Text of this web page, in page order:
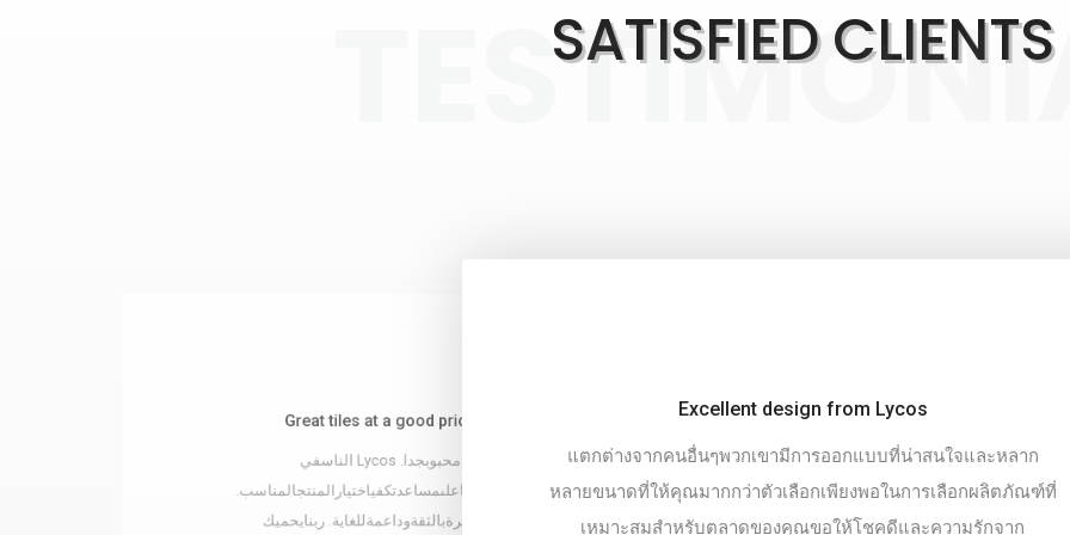
SATISFIED CLIENTS
Excellent design from Lycos
แตกต่างจากคนอื่นๆพวกเขามีการออกแบบที่น่าสนใจและหลาก
หลายขนาดที่ให้คุณมากกว่าตัวเลือกเพียงพอในการเลือกผลิตภัณฑ์ที่
เหมาะสมสำหรับตลาดของคุณขอให้โชคดีและความรักจาก
Great product and fast delivery
EsistimmereineFreude, mit Lycos zuarbeiten.
NebenQualitätsproduktenistunsPünktlichkeitimmerwichtig.
Sieliefertenimmerpünktlich und manchmalsogarvorAblauf der
When I
join